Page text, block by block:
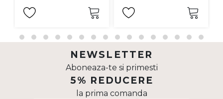
NEWSLETTER
Aboneaza-te si primesti
5% REDUCERE
la prima comanda